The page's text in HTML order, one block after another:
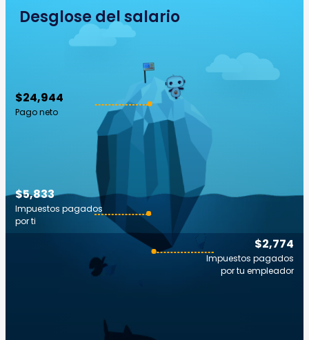
Desglose del salario
$24,944
Pago neto
$2,774
Impuestos pagados
por tu empleador
$5,833
Impuestos pagados
por ti